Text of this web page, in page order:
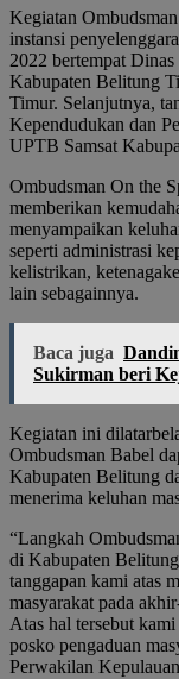
Kegiatan
instansi
2022 bertempat
Kabupaten Belitung
Timur. Selanjutnya,
Kependudukan dan
UPTB Samsat
Ombudsman On the
memberikan
menyampaikan
seperti administrasi
kelistrikan,
lain sebagainnya.
Baca juga
Sukirman beri
Kegiatan ini
Ombudsman Babel
Kabupaten Belitung
menerima keluhan
“Langkah
di Kabupaten
tanggapan kami atas
masyarakat pada
Atas hal tersebut
posko pengaduan
Perwakilan